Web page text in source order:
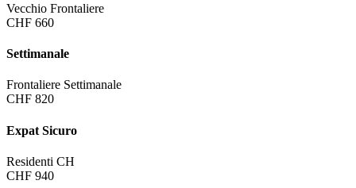
Vecchio Frontaliere
CHF 660
Settimanale
Frontaliere Settimanale
CHF 820
Expat Sicuro
Residenti CH
CHF 940